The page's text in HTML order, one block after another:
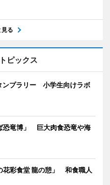
見る
ピックス
ンプラリー 小学生向けラボ
恐竜博」 巨大肉食恐竜や海
花彩食堂 龍の憩」 和食職人